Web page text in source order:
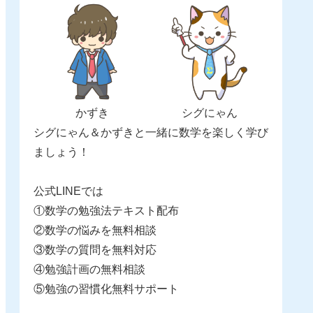
かずき
シグにゃん
シグにゃん＆かずきと一緒に数学を楽しく学び
ましょう！
公式LINEでは
①数学の勉強法テキスト配布
②数学の悩みを無料相談
③数学の質問を無料対応
④勉強計画の無料相談
⑤勉強の習慣化無料サポート